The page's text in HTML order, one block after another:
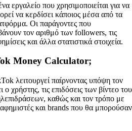
εργαλείο που χρησιμοποιείται για να
να κερδίσει κάποιος μέσα από τα
Οι παράγοντες που
τον αριθμό των followers, τις
και άλλα στατιστικά στοιχεία.
Money Calculator;
λειτουργεί παίρνοντας υπόψη τον
χρήστης, τις επιδόσεις των βίντεο του
καθώς και τον τρόπο με
και brands που θα μπορούσαν